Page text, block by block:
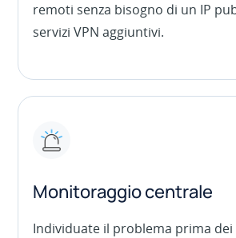
remoti senza bisogno di un IP
servizi VPN aggiuntivi.
Monitoraggio centrale
Individuate il problema prima